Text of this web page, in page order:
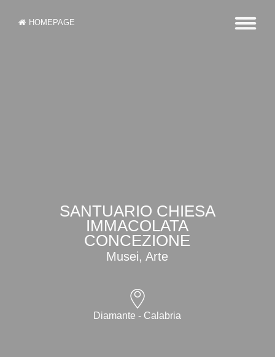
HOMEPAGE
SANTUARIO CHIESA
IMMACOLATA
CONCEZIONE
Musei, Arte
Diamante - Calabria